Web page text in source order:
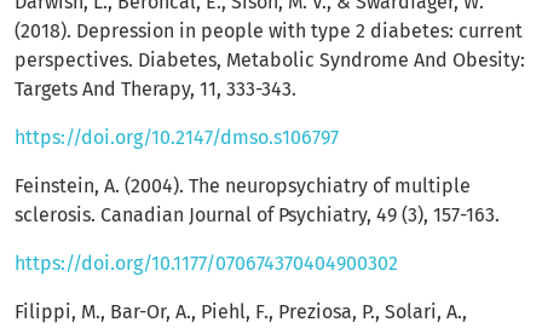
(2018). Depression in people with type 2 diabetes: current
perspectives. Diabetes, Metabolic Syndrome And Obesity:
Targets And Therapy, 11, 333-343.
https://doi.org/10.2147/dmso.s106797
Feinstein, A. (2004). The neuropsychiatry of multiple
sclerosis. Canadian Journal of Psychiatry, 49 (3), 157-163.
https://doi.org/10.1177/070674370404900302
Filippi, M., Bar-Or, A., Piehl, F., Preziosa, P., Solari, A.,